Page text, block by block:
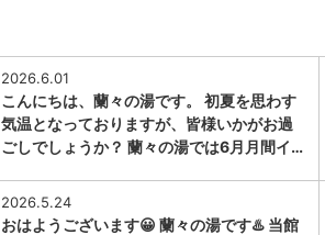
2026.6.01
こんにちは、蘭々の湯です。 初夏を思わす
気温となっておりますが、皆様いかがお過
ごしでしょうか？ 蘭々の湯では6月月間イ…
2026.5.24
おはようございます😀 蘭々の湯です♨️ 当館